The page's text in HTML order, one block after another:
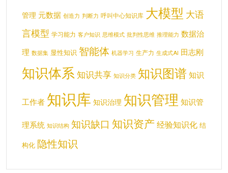
管理 元数据 创造力 判断力 呼叫中心知识库 大模型 大语
言模型 学习能力 客户知识 思维模式 批判性思维 推理能力 数据治
理 数据集 显性知识 智能体 机器学习 生产力 生成式AI 田志刚
知识体系 知识共享 知识分类 知识图谱 知识
工作者 知识库 知识治理 知识管理 知识管
理系统 知识结构 知识缺口 知识资产 经验知识化 结
构化 隐性知识